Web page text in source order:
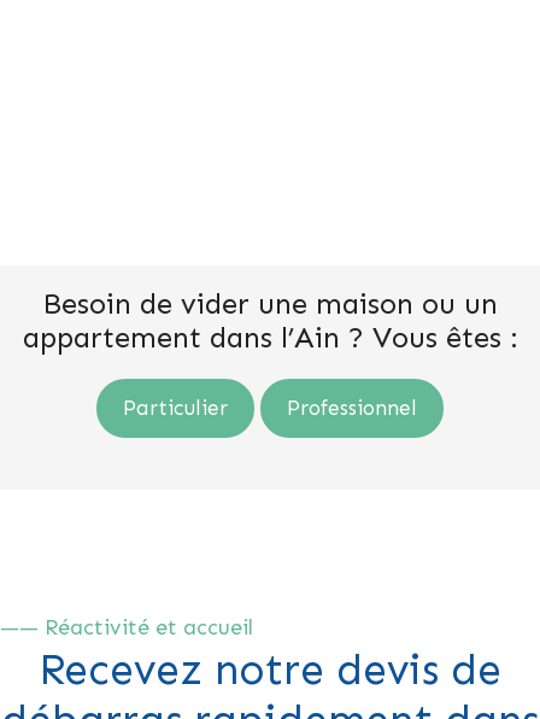
Besoin de vider une maison ou un
appartement dans l’Ain ? Vous êtes :
Particulier Professionnel
—— Réactivité et accueil
Recevez notre devis de